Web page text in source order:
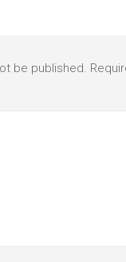
be published.